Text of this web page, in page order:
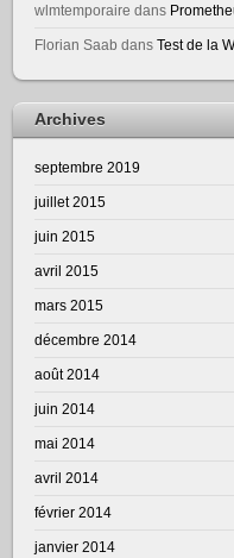
wlmtemporaire dans
Florian Saab dansTest de la
Archives
septembre 2019
juillet 2015
juin 2015
avril 2015
mars 2015
décembre 2014
août 2014
juin 2014
mai 2014
avril 2014
février 2014
janvier 2014